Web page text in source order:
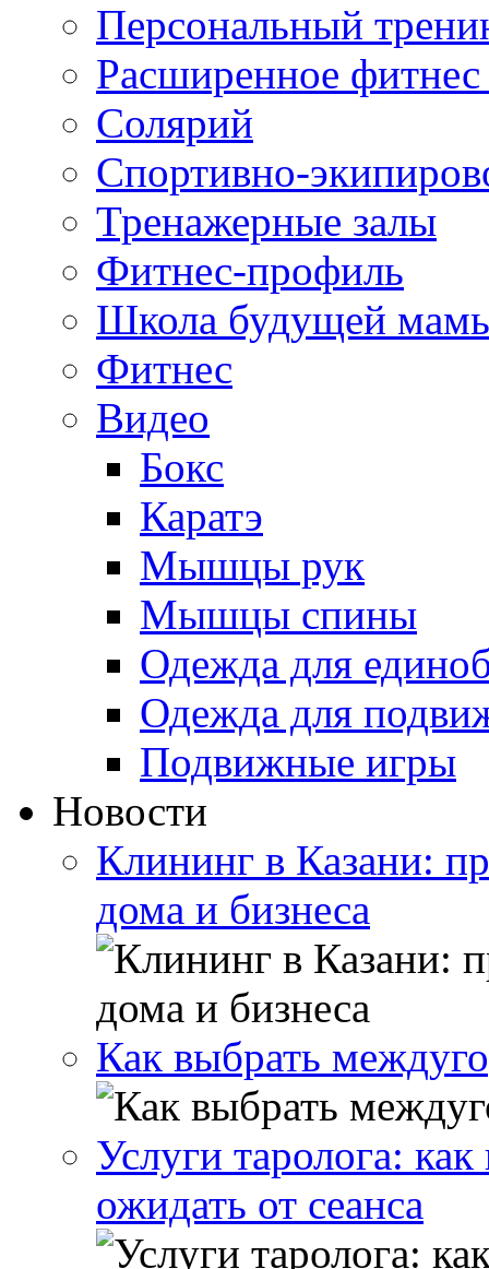
Персональный
Расширенное фитнес
Солярий
Спортивно-
Тренажерные залы
Фитнес-профиль
Школа будущей
Фитнес
Видео
Бокс
Каратэ
Мышцы рук
Мышцы спины
Одежда для
Одежда для
Подвижные игры
Новости
Клининг в Казани:
дома и бизнеса
Как выбрать
Услуги таролога:
ожидать от сеанса